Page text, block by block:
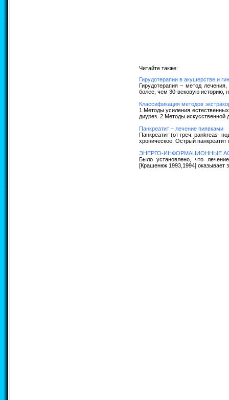
Читайте также:
Гирудотерапии в акушерстве и
Гирудотерапия – метод
более, чем 30-вековую историю,
Классификация методов
1.Методы усиления
диурез. 2.Методы искусственной
Панкреатит – лечение пиявками
Панкреатит (от греч. pankreas-
хроническое. Острый
ЭНЕРГО-ИНФОРМАЦИОННЫЕ
Было установлено, что
[Крашенюк 1993,1994] оказывает